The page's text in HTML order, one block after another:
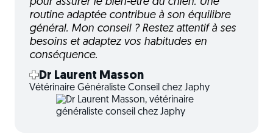
routine adaptée contribue à son équilibre
général. Mon conseil ? Restez attentif à ses
besoins et adaptez vos habitudes en
conséquence.
Dr Laurent Masson
Vétérinaire Généraliste Conseil chez Japhy